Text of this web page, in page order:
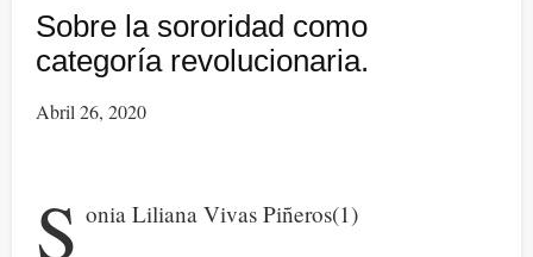
de
la
19
enfoque
al
feminismo
y
reivindicativa
Sobre la sororidad como
categoría revolucionaria.
Abril 26, 2020
S onia Liliana Vivas Piñeros(1)